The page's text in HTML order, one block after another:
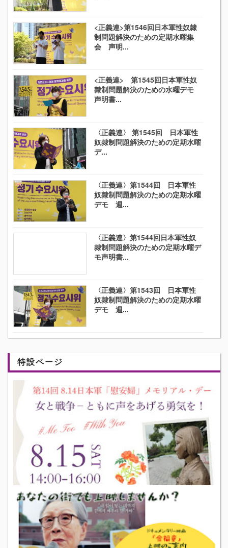
<正義連>第1546回日本軍性奴隷
制問題解決のための定期水曜集
会 声明...
<正義連> 第1545回日本軍性奴
隷制問題解決のための水曜デモ
声明書...
〈正義連〉 第1545回 日本軍性
奴隷制問題解決のための定期水曜
デ...
〈正義連〉第1544回 日本軍性
奴隷制問題解決のための定期水曜
デモ 週...
〈正義連〉第1544回日本軍性奴
隷制問題解決のための定期水曜デ
モ声明書...
〈正義連〉第1543回 日本軍性
奴隷制問題解決のための定期水曜
デモ 週...
特設ページ